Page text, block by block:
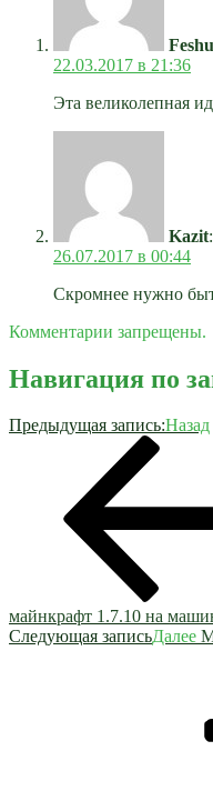
22.03.2017 в 21:36
Эта великолепная
Kazit:
26.07.2017 в 00:44
Скромнее нужно
Комментарии запрещены.
Навигация по
Предыдущая запись:Назад
майнкрафт 1.7.10 на
Следующая записьДалее